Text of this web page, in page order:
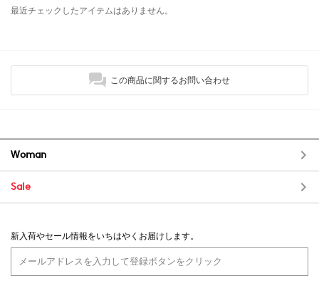
最近チェックしたアイテムはありません。
この商品に関するお問い合わせ
Woman
Sale
新入荷やセール情報をいちはやくお届けします。